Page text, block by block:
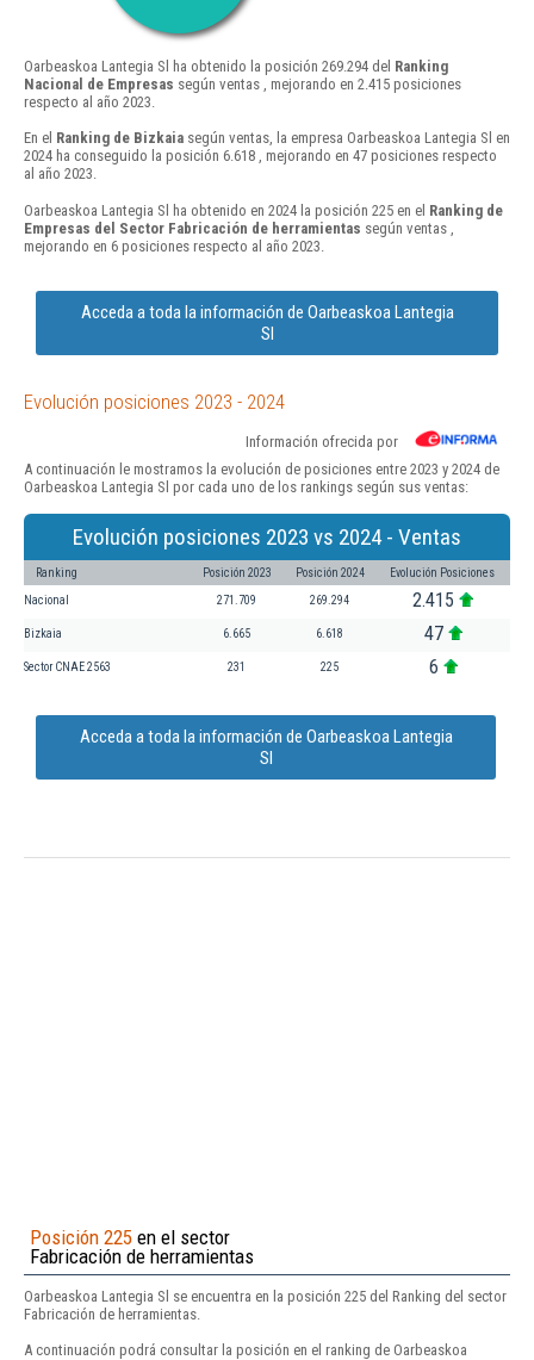
Oarbeaskoa Lantegia Sl ha obtenido la posición 269.294 del Ranking
Nacional de Empresas según ventas , mejorando en 2.415 posiciones
respecto al año 2023.
En el Ranking de Bizkaia según ventas, la empresa Oarbeaskoa Lantegia Sl en
2024 ha conseguido la posición 6.618 , mejorando en 47 posiciones respecto
al año 2023.
Oarbeaskoa Lantegia Sl ha obtenido en 2024 la posición 225 en el Ranking de
Empresas del Sector Fabricación de herramientas según ventas ,
mejorando en 6 posiciones respecto al año 2023.
Acceda a toda la información de Oarbeaskoa Lantegia
Sl
Evolución posiciones 2023 - 2024
Información ofrecida por
A continuación le mostramos la evolución de posiciones entre 2023 y 2024 de
Oarbeaskoa Lantegia Sl por cada uno de los rankings según sus ventas:
Evolución posiciones 2023 vs 2024 - Ventas
Ranking Posición 2023 Posición 2024 Evolución Posiciones
Nacional 271.709 269.294 2.415
Bizkaia 6.665 6.618 47
Sector CNAE 2563 231 225 6
Acceda a toda la información de Oarbeaskoa Lantegia
Sl
Posición 225 en el sector
Fabricación de herramientas
Oarbeaskoa Lantegia Sl se encuentra en la posición 225 del Ranking del sector
Fabricación de herramientas.
A continuación podrá consultar la posición en el ranking de Oarbeaskoa